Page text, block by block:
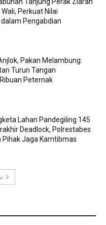
Perkuat Nilai
Pengabdian
Pakan Melambung:
Turun Tangan
Peternak
Lahan Pandegiling 145
Deadlock, Polrestabes
Pihak Jaga Kamtibmas